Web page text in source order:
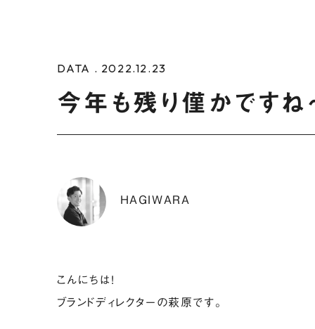
DATA . 2022.12.23
今年も残り僅かですね
HAGIWARA
こんにちは!
ブランドディレクターの萩原です。